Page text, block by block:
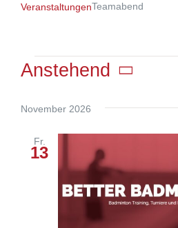
VeranstaltungenTeamabend
Veranstaltungen
Anstehend
wählen.
November 2026
Fr.
13